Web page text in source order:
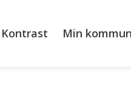
Kontrast Min